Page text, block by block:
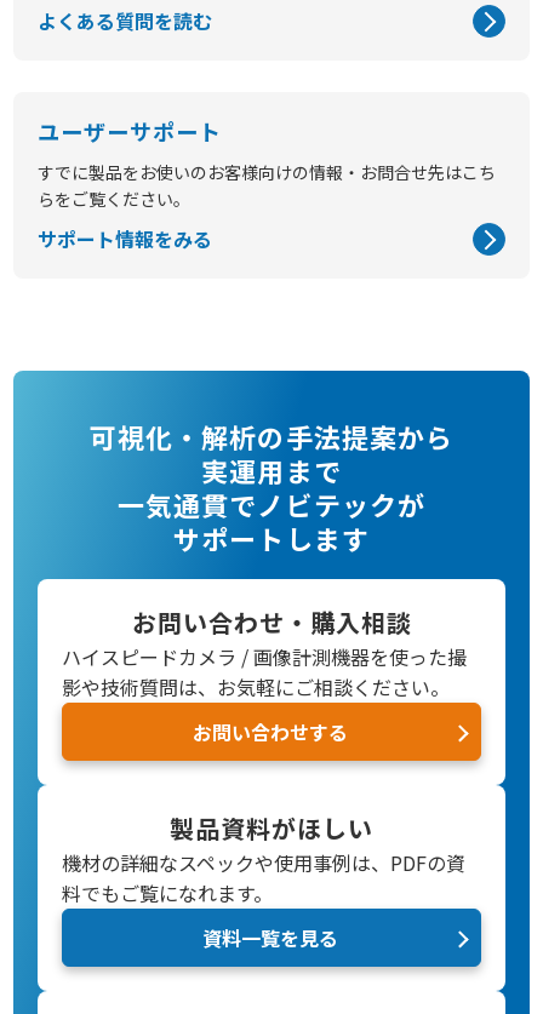
よくある質問を読む
ユーザーサポート
すでに製品をお使いのお客様向けの情報・お問合せ先はこち
らをご覧ください。
サポート情報をみる
可視化・解析の手法提案から
実運用まで
一気通貫でノビテックが
サポートします
お問い合わせ・購入相談
ハイスピードカメラ / 画像計測機器を使った撮
影や技術質問は、お気軽にご相談ください。
お問い合わせする
製品資料がほしい
機材の詳細なスペックや使用事例は、PDFの資
料でもご覧になれます。
資料一覧を見る